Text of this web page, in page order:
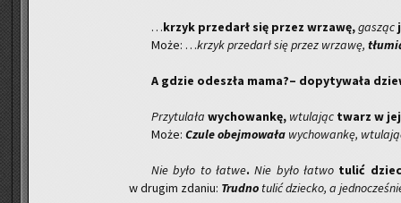
…krzyk przedarł się przez wrza­wę,ga­sząc
Może: …krzyk przedarł się przez wrza­wę,
A gdzie ode­szła mama?– do­py­ty­wa­ła
Przy­tu­la­ła wy­cho­wan­kę, wtu­la­jąc twarz w
Może: Czule obej­mo­wa­ła wy­cho­wan­kę,
Nie było to łatwe.Nie było łatwo tulić
w dru­gim zda­niu: Trud­no tulić dziec­ko, a